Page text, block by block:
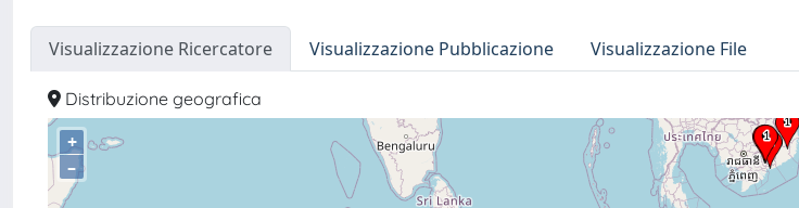
Visualizzazione Ricercatore Visualizzazione Pubblicazione Visualizzazione File
Distribuzione geografica
+
–